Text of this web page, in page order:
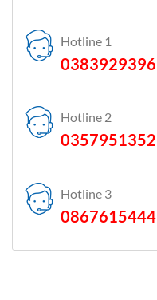
Hotline 1
0383929396
Hotline 2
0357951352
Hotline 3
0867615444